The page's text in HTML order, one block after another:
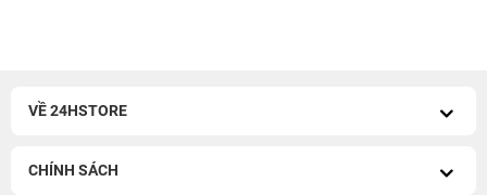
VỀ 24HSTORE
CHÍNH SÁCH